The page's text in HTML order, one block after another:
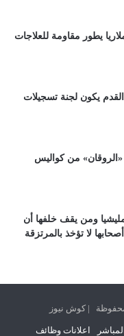
يطور مقاومة للعلاجات
القدم يكون لجنة تسجيلات
من كواليس
ومن يقف خلفها أن
لا تؤخذ بالمرتزقة
اعلانات وظائف